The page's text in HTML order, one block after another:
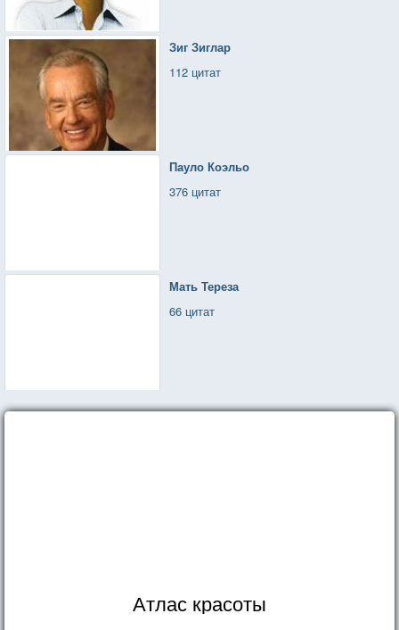
Зиг Зиглар
112 цитат
Пауло Коэльо
376 цитат
Мать Тереза
66 цитат
Атлас красоты